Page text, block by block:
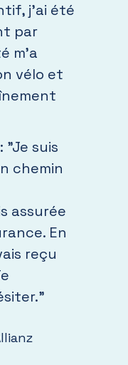
j'ai été
par
m'a
vélo et
: "Je suis
chemin
assurée
En
reçu